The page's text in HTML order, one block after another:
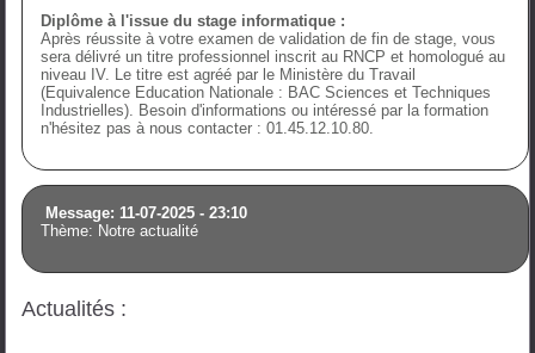
Diplôme à l'issue du stage informatique :
Après réussite à votre examen de validation de fin de stage, vous
sera délivré un titre professionnel inscrit au RNCP et homologué au
niveau IV. Le titre est agréé par le Ministère du Travail
(Equivalence Education Nationale : BAC Sciences et Techniques
Industrielles). Besoin d'informations ou intéressé par la formation
n'hésitez pas à nous contacter : 01.45.12.10.80.
Message: 11-07-2025 - 23:10
Thème: Notre actualité
Actualités :